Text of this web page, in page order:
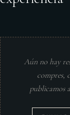
Aún no hay
compres,
publicamos